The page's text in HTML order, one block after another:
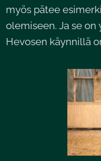
myös pätee
olemiseen. Ja se
Hevosen käynnillä